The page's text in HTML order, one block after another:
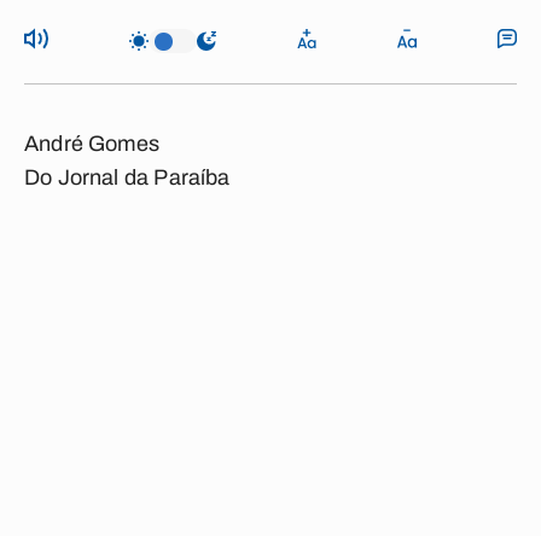
André Gomes
Do Jornal da Paraíba